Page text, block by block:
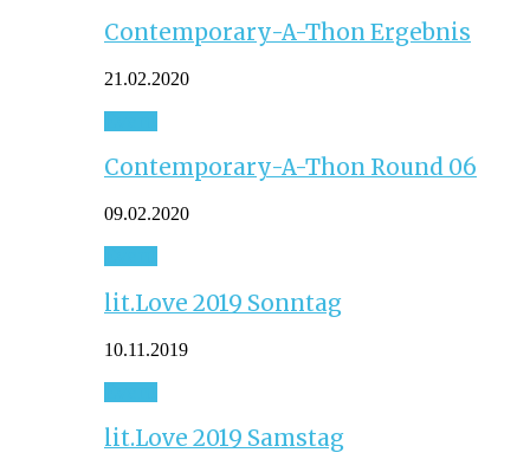
Contemporary-A-Thon Ergebnis
21.02.2020
Contemporary-A-Thon Round 06
09.02.2020
lit.Love 2019 Sonntag
10.11.2019
lit.Love 2019 Samstag